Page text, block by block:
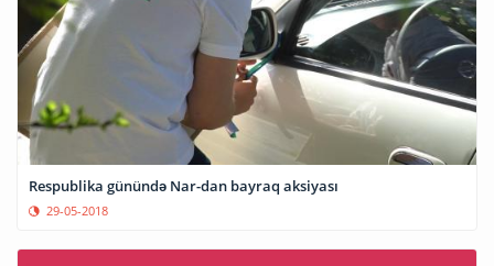
Respublika günündə Nar-dan bayraq aksiyası
29-05-2018